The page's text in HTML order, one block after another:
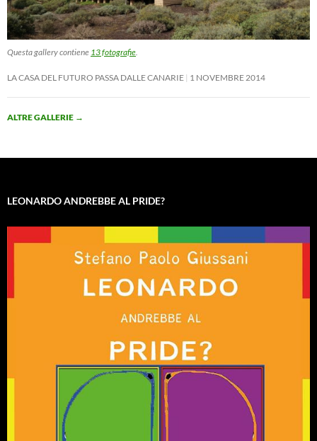
Questa gallery contiene 13 fotografie.
LA CASA DEL FUTURO PASSA DALLE CANARIE 1 NOVEMBRE 2014
ALTRE GALLERIE →
LEONARDO ANDREBBE AL PRIDE?